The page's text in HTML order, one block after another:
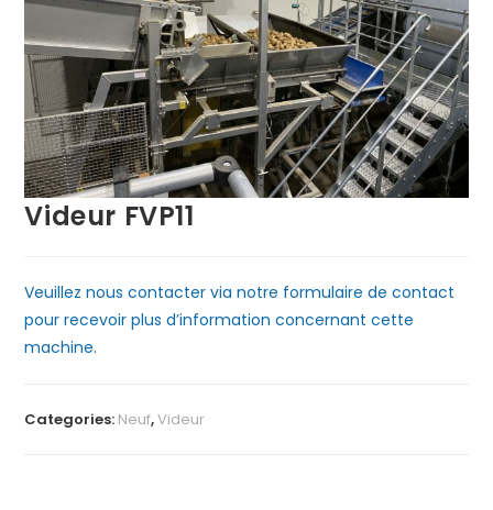
Videur FVP11
Veuillez nous contacter via notre formulaire de contact
pour recevoir plus d’information concernant cette
machine.
Categories: Neuf,Videur